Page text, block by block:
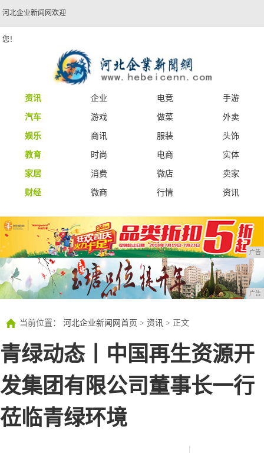
河北企业新闻网欢迎
您！
资讯 企业 电竞
手游
汽车
游戏 做菜
外卖
娱乐
商讯 服装
头饰
教育
时尚 电商
实体
家居
消费 微店
卖家
财经
微商 行情 资讯
广告
广告
当前位置： 河北企业新闻网首页 > 资讯 > 正文
青绿动态丨中国再生资源开
发集团有限公司董事长一行
莅临青绿环境